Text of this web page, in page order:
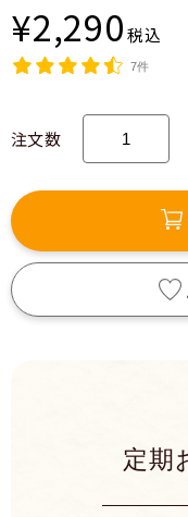
¥2,290 税込
7件
注文数
定期